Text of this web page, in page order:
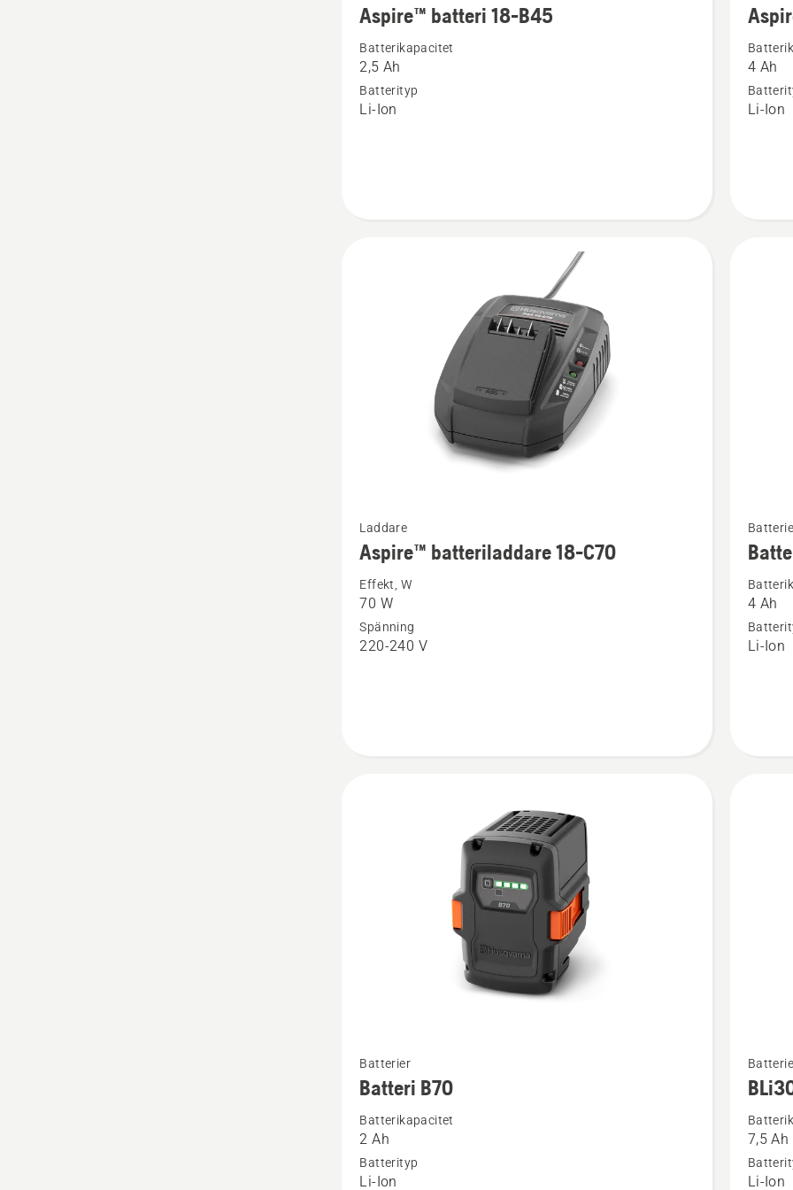
information
om
Aspire™
batteri
Aspire™ batteri 18-B45
Batterikapacitet
2,5 Ah
Batterityp
Li-Ion
om
batteri
4 Ah
Li-Ion
mer
information
om
batteriladdare
Laddare
Aspire™ batteriladdare 18-C70
Effekt, W
70 W
Spänning
220-240 V
mer
om
B140
4 Ah
Li-Ion
mer
information
om
B70
Batterier
Batteri B70
Batterikapacitet
2 Ah
Batterityp
Li-Ion
mer
om
BLi30
7,5 Ah
Li-Ion